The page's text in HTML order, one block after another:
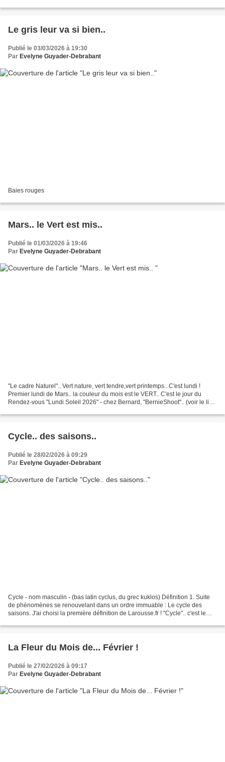
Le gris leur va si bien..
Publié le 03/03/2026 à 19:30
Par Evelyne Guyader-Debrabant
Baies rouges
Mars.. le Vert est mis..
Publié le 01/03/2026 à 19:46
Par Evelyne Guyader-Debrabant
"Le cadre Naturel".. Vert nature, vert tendre,vert printemps.. C'est lundi !
Premier lundi de Mars.. la couleur du mois est le VERT.. C'est le jour du
Rendez-vous "Lundi Soleil 2026" - chez Bernard, "BernieShoot".. (voir le lien
Cycle.. des saisons..
Publié le 28/02/2026 à 09:29
Par Evelyne Guyader-Debrabant
Cycle - nom masculin - (bas latin cyclus, du grec kuklos) Définition 1. Suite
de phénomènes se renouvelant dans un ordre immuable : Le cycle des
saisons. J'ai choisi la première définition de Larousse.fr ! "Cycle".. c'est le
La Fleur du Mois de... Février !
Publié le 27/02/2026 à 09:17
Par Evelyne Guyader-Debrabant